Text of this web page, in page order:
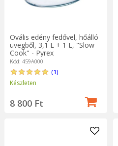
Ovális edény fedővel, hőálló
üvegből, 3,1 L + 1 L, "Slow
Cook" - Pyrex
Kód: 459A000
(1)
Készleten
8 800 Ft